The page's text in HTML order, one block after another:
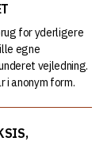
for yderligere
egne
vejledning.
i anonym form.